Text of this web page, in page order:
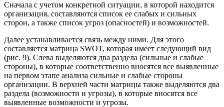
Сначала с учетом конкретной ситуации, в которой находится
организация, составляются список ее слабых и сильных
сторон, а также список угроз (опасностей) и возможностей.
Далее устанавливается связь между ними. Для этого
составляется матрица SWOT, которая имеет следующий вид
(рис. 9). Слева выделяются два раздела (сильные и слабые
стороны), в которые соответственно вносятся все выявленные
на первом этапе анализа сильные и слабые стороны
организации. В верхней части матрицы также выделяются два
раздела (возможности и угрозы), в которые вносятся все
выявленные возможности и угрозы.